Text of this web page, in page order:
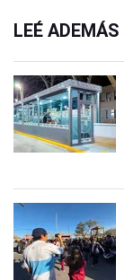
LEÉ ADEMÁS